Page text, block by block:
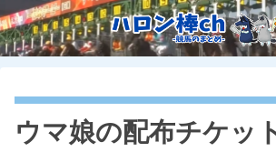
ウマ娘の配布チケッ